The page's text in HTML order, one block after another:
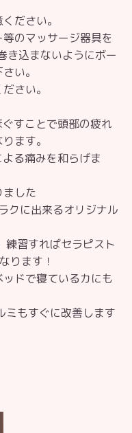
ださい。
のマッサージ器具を
き込まないようにボー
い。
さい。
すことで頭部の疲れ
ます。
る痛みを和らげま
した
クに出来るオリジナル
練習すればセラピスト
ります！
ドで寝ているカにも
ミもすぐに改善します